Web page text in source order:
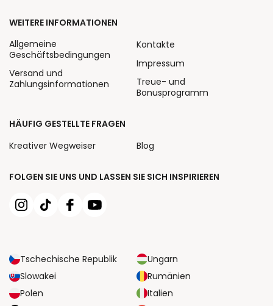
FOLGEN SIE UNS UND LASSEN SIE SICH INSPIRIEREN
Tschechische Republik
Ungarn
Slowakei
Rumänien
Polen
Italien
WEITERE INFORMATIONEN
Allgemeine
Geschäftsbedingungen
Versand und
Zahlungsinformationen
Kontakte
Impressum
Treue- und
Bonusprogramm
HÄUFIG GESTELLTE FRAGEN
Kreativer Wegweiser
Blog